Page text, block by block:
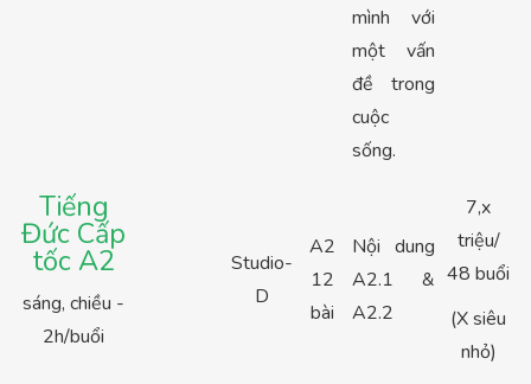
mình với
một vấn
đề trong
cuộc
sống.
Tiếng
Đức Cấp
tốc A2
sáng, chiều -
2h/buổi
Studio-
D
A2
12
bài
Nội dung
A2.1 &
A2.2
7,x
triệu/
48 buổi
(X siêu
nhỏ)